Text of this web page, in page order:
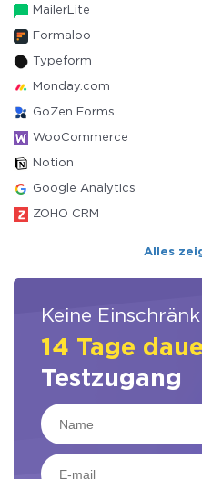
MailerLite
Formaloo
Typeform
Monday.com
GoZen Forms
WooCommerce
Notion
Google Analytics
ZOHO CRM
Alles
Keine
14 Tage
Testzugang